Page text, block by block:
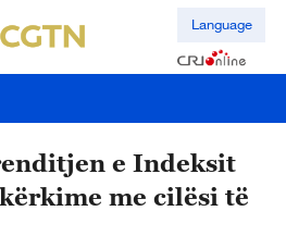
Language
e Indeksit
me cilësi të